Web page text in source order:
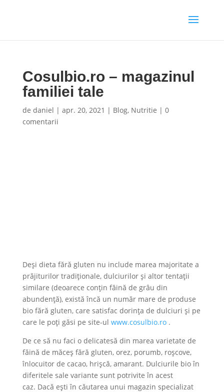
Cosulbio.ro – magazinul
familiei tale
de daniel | apr. 20, 2021 | Blog, Nutritie | 0
comentarii
Deși dieta fără gluten nu include marea majoritate a
prăjiturilor tradiționale, dulciurilor și altor tentații
similare (deoarece conțin făină de grâu din
abundență), există încă un număr mare de produse
bio fără gluten, care satisfac dorința de dulciuri și pe
care le poți găsi pe site-ul www.cosulbio.ro.
De ce să nu faci o delicatesă din marea varietate de
făină de măceș fără gluten, orez, porumb, roșcove,
înlocuitor de cacao, hrișcă, amarant. Dulciurile bio în
diferitele sale variante sunt potrivite în acest
caz. Dacă ești în căutarea unui magazin specializat